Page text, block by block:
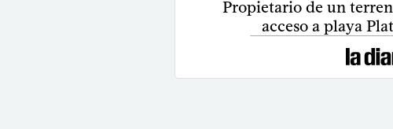
Propietario de un
acceso a playa